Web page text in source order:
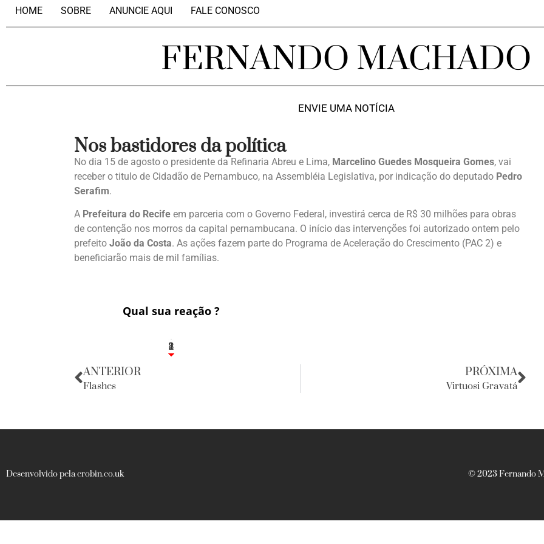
HOME SOBRE ANUNCIE AQUI FALE CONOSCO
FERNANDO MACHADO
ENVIE UMA NOTÍCIA
Nos bastidores da política
No dia 15 de agosto o presidente da Refinaria Abreu e Lima, Marcelino Guedes Mosqueira Gomes, vai
receber o titulo de Cidadão de Pernambuco, na Assembléia Legislativa, por indicação do deputado Pedro
Serafim.
A Prefeitura do Recife em parceria com o Governo Federal, investirá cerca de R$ 30 milhões para obras
de contenção nos morros da capital pernambucana. O início das intervenções foi autorizado ontem pelo
prefeito João da Costa. As ações fazem parte do Programa de Aceleração do Crescimento (PAC 2) e
beneficiarão mais de mil famílias.
Qual sua reação ?
1
2
8
ANTERIOR
Flashes
PRÓXIMA
Virtuosi Gravatá
Desenvolvido pela crobin.co.uk © 2023 Fernando